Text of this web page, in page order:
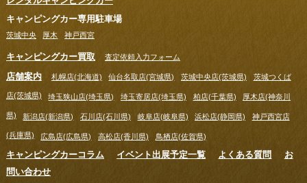
キャンピングカー専用駐車場
茨城中央 厚木 神戸西宮
キャンピングカー買取 査定依頼入力フォーム
店舗案内 札幌店(北海道) 仙台名取店(宮城県) 茨城中央店(茨城県) 茨城つくば
店(茨城県) 埼玉狭山店(埼玉県) 埼玉寄居店(埼玉県) 柏店(千葉県) 厚木店(神奈川
県) 新潟店(新潟県) 石川店(石川県) 岐阜店(岐阜県) 浜松店(静岡県) 神戸西宮店
(兵庫県) 広島店(広島県) 高松店(香川県) 鳥栖店(佐賀県)
キャンピングカーコラム イベント出展予定一覧 よくある質問
お
問い合わせ